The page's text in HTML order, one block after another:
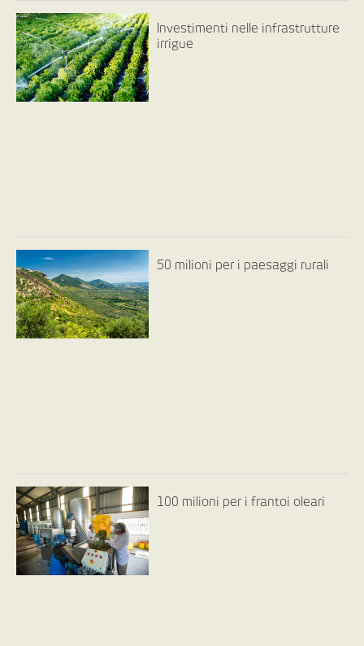
Investimenti nelle infrastrutture
irrigue
50 milioni per i paesaggi rurali
100 milioni per i frantoi oleari